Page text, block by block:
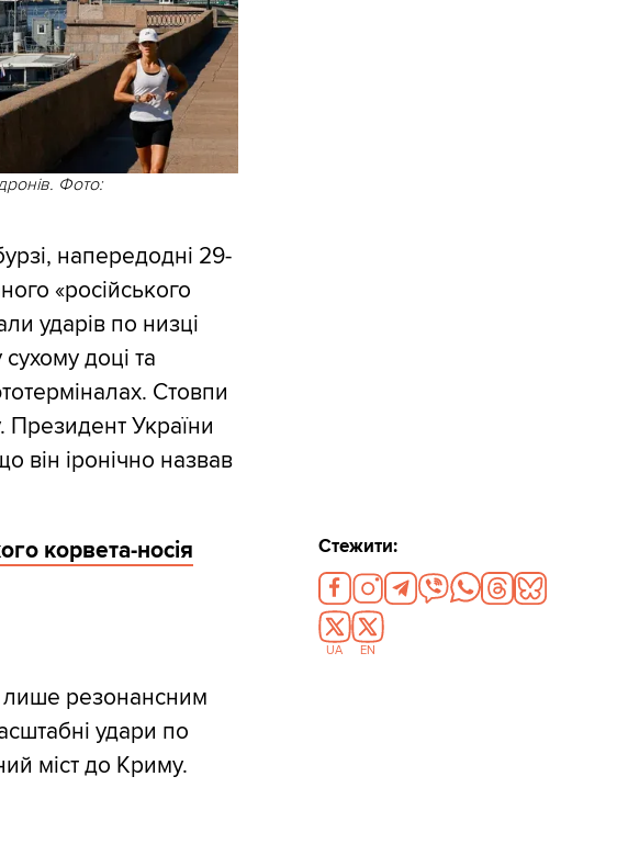
Фото:
напередодні 29-
«російського
ударів по низці
доці та
Стовпи
Президент України
він іронічно назвав
корвета-носія
лише резонансним
удари по
міст до Криму.
Стежити:
UA EN